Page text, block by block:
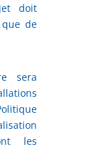
doit
de
sera
les